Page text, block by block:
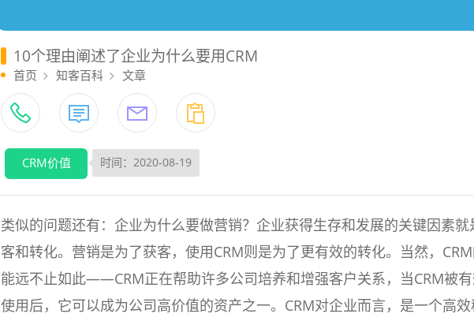
10个理由阐述了企业为什么要用CRM
首页 知客百科 文章
CRM价值 时间：2020-08-19
类似的问题还有：企业为什么要做营销？企业获得生存和发展的关键因素就
客和转化。营销是为了获客，使用CRM则是为了更有效的转化。当然，
能远不止如此——CRM正在帮助许多公司培养和增强客户关系，当CRM被
使用后，它可以成为公司高价值的资产之一。CRM对企业而言，是一个高效